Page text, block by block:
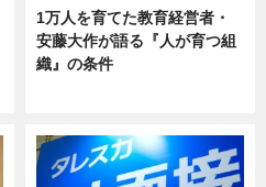
1万人を育てた教育経営者・
安藤大作が語る『人が育つ組
織』の条件